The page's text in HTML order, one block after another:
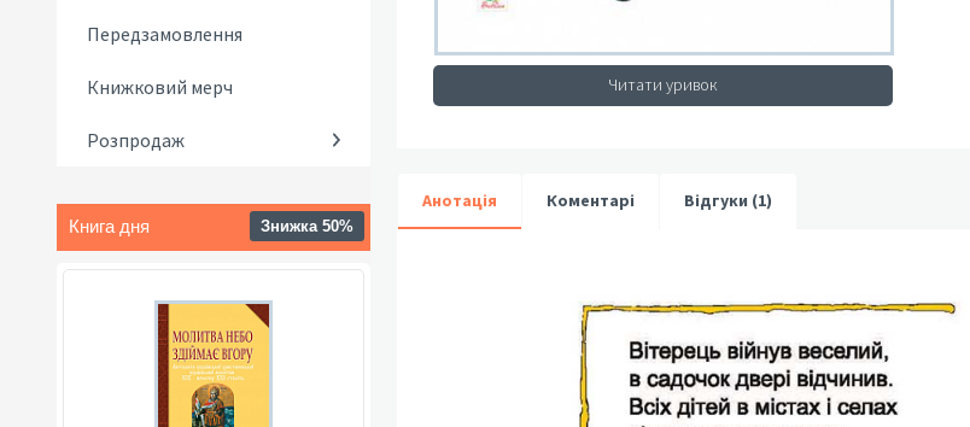
Передзамовлення
Книжковий мерч
Розпродаж
Книга дня Знижка 50%
Читати уривок
Анотація Коментарі Відгуки (1)